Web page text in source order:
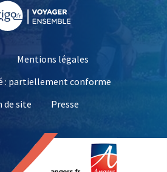
Mentions légales
: partiellement conforme
de site
Presse